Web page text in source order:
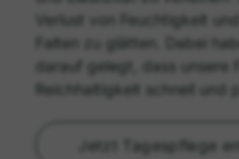
Verlust von Feuchtigkeit
Falten zu glätten. Dabei
darauf gelegt, dass unsere
Reichhaltigkeit schnell und
Jetzt Tagespflege